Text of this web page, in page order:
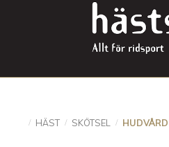
HÄST SKÖTSEL HUDVÅRD